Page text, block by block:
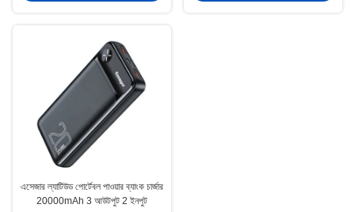
এসেজার ল্যাটিউড পোর্টেবল পাওয়ার ব্যাংক চার্জার
20000mAh 3 আউটপুট 2 ইনপুট